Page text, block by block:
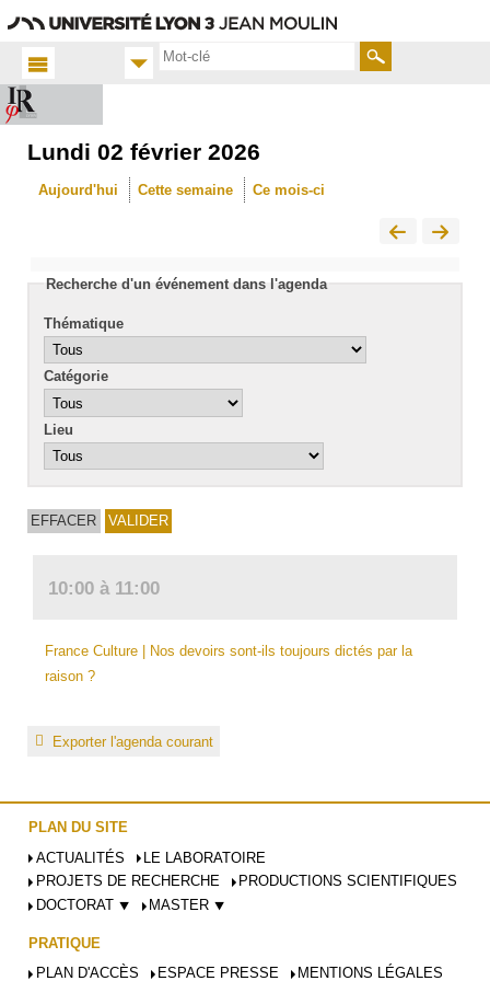
Rechercher
Accueil
Lundi 02 février 2026
Aujourd'hui Cette semaine Ce mois-ci
Recherche d'un événement dans l'agenda
Thématique
Catégorie
Lieu
10:00 à 11:00
France Culture | Nos devoirs sont-ils toujours dictés par la
raison ?
Exporter l'agenda courant
PLAN DU SITE
ACTUALITÉS
LE LABORATOIRE
PROJETS DE RECHERCHE
PRODUCTIONS SCIENTIFIQUES
DOCTORAT ⯆
MASTER ⯆
PRATIQUE
PLAN D'ACCÈS
ESPACE PRESSE MENTIONS LÉGALES